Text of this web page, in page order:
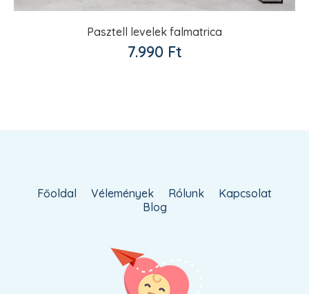
Pasztell levelek falmatrica
7.990 Ft
Kedvencekhez
Főoldal Vélemények Rólunk
Kapcsolat
Blog